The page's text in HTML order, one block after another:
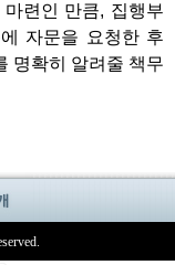
련인 만큼, 집행부
자문을 요청한 후
명확히 알려줄 책무